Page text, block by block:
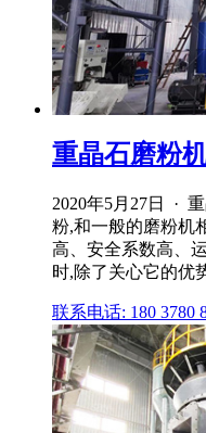
重晶石磨粉
2020年5月27日 ·
粉,和一般的磨粉机
高、安全系数高、
时,除了关心它的优
联系电话: 180 3780